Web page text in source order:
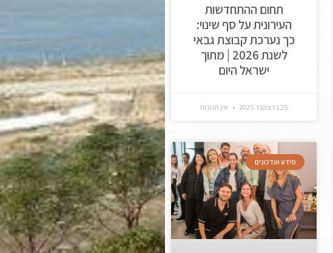
תחום ההתחדשות
העירונית על סף שינוי:
כך נערכת קבוצת גבאי
לשנת 2026 | מתוך
ישראל היום
25 בדצמבר 2025 אין תגובות
מידע ועדכונים